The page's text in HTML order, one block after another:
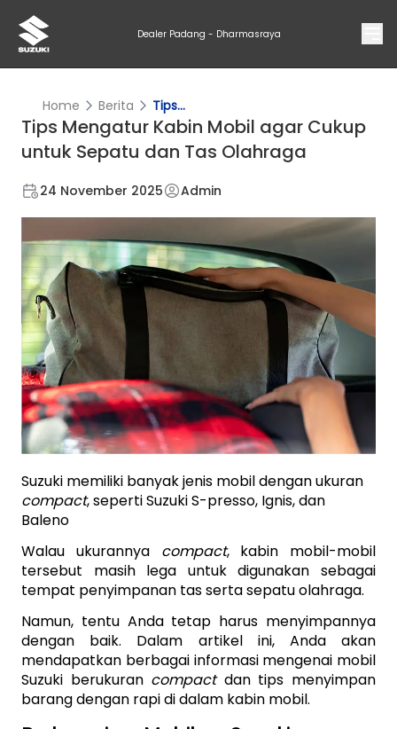
Dealer Padang - Dharmasraya
Home Berita Tips...
Tips Mengatur Kabin Mobil agar Cukup
untuk Sepatu dan Tas Olahraga
24 November 2025 Admin
compact, seperti Suzuki S-presso, Ignis, dan
Baleno
Walau ukurannya compact, kabin mobil-mobil
tersebut masih lega untuk digunakan sebagai
tempat penyimpanan tas serta sepatu olahraga.
Namun, tentu Anda tetap harus menyimpannya
dengan baik. Dalam artikel ini, Anda akan
mendapatkan berbagai informasi mengenai mobil
Suzuki berukuran compact dan tips menyimpan
barang dengan rapi di dalam kabin mobil.